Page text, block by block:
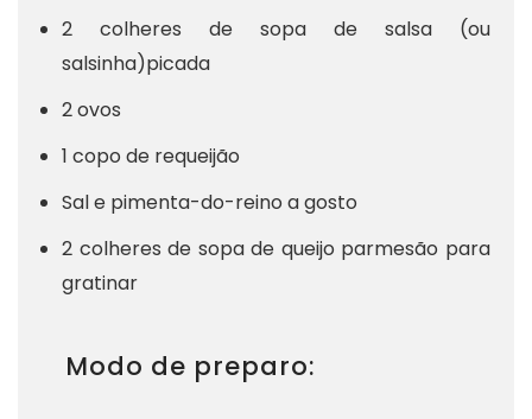
2 colheres de sopa de salsa (ou
salsinha)picada
2 ovos
1 copo de requeijão
Sal e pimenta-do-reino a gosto
2 colheres de sopa de queijo parmesão para
gratinar
Modo de preparo: